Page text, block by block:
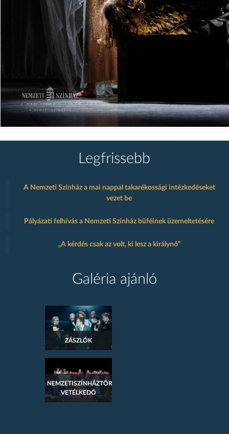
Legfrissebb
A Nemzeti Színház a mai nappal takarékossági intézkedéseket
vezet be
Pályázati felhívás a Nemzeti Színház büféinek üzemeltetésére
„A kérdés csak az volt, ki lesz a királynő”
Galéria ajánló
ZÁSZLÓK
NEMZETISZÍNHÁZTÖRTÉNETI
VETÉLKEDŐ